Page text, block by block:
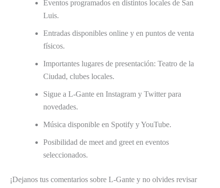
Eventos programados en distintos locales de San
Luis.
Entradas disponibles online y en puntos de venta
físicos.
Importantes lugares de presentación: Teatro de la
Ciudad, clubes locales.
Sigue a L-Gante en Instagram y Twitter para
novedades.
Música disponible en Spotify y YouTube.
Posibilidad de meet and greet en eventos
seleccionados.
¡Dejanos tus comentarios sobre L-Gante y no olvides revisar